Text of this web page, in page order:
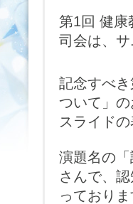
第1回 健康
司会は、
記念すべ
ついて」の
スライド
演題名の
さんで、
っておりま